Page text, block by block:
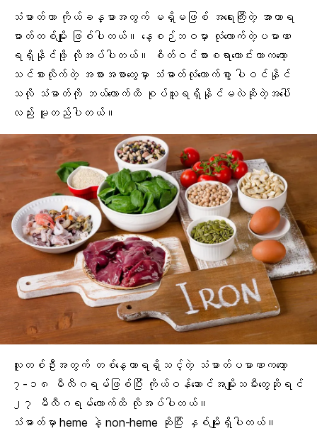
သံဓာတ်ဟာ ကိုယ်ခန္ဓာ အတွက် မရှိမဖြစ် အရေးကြီးတဲ့ အာဟာရ
ဓာတ်တစ်မျိုး ဖြစ်ပါတယ်။ နေ့စဉ်ဘဝမှာ လုံလောက်တဲ့ပမာဏ
ရရှိနိုင်ဖို့ လိုအပ်ပါတယ်။ စိတ်ဝင်စားစရာကောင်းတာကတော့
သင်စားလိုက်တဲ့ အစားအစာတွေမှာ သံဓာတ်လုံလောက်စွာ ပါဝင်နိုင်
သလို သံဓာတ်ကို ဘယ်လောက်ထိ စုပ်ယူရရှိနိုင်မလဲဆိုတဲ့အပေါ်
လည်း မူတည်ပါတယ်။
လူတစ်ဦးအတွက် တစ်နေ့တာရရှိသင့်တဲ့ သံဓာတ်ပမာဏကတော့
၇-၁၈ မီလီဂရမ်ဖြစ်ပြီး ကိုယ်ဝန်ဆောင်အမျိုးသမီးတွေဆိုရင်
၂၇ မီလီဂရမ်လောက်ထိ လိုအပ်ပါတယ်။
သံဓာတ်မှာ heme နဲ့ non-heme ဆိုပြီး နှစ်မျိုးရှိပါတယ်။